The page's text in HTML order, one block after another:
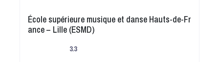
École supérieure musique et danse Hauts-de-Fr
ance – Lille (ESMD)
3.3